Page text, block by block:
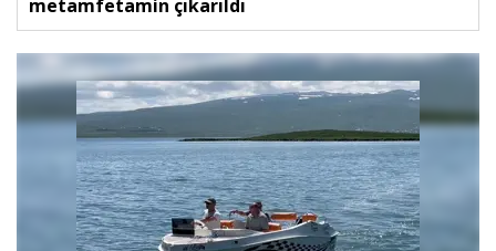
metamfetamin çıkarıldı